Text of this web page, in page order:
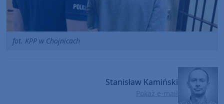
fot. KPP w Chojnicach
Stanisław Kamiński
Pokaż e-mail